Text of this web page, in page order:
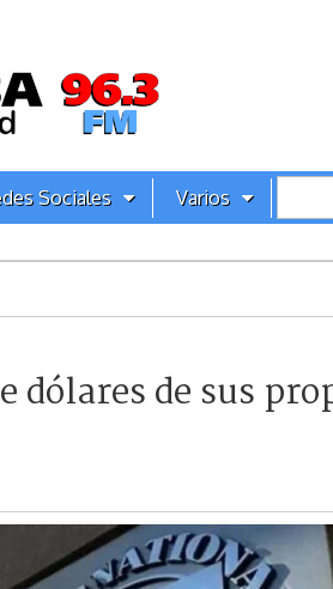
Sociales Varios
dólares de sus